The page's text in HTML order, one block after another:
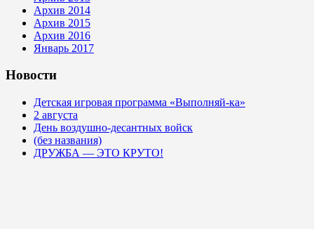
Архив 2014
Архив 2015
Архив 2016
Январь 2017
Новости
Детская игровая программа «Выполняй-ка»
2 августа
День воздушно-десантных войск
(без названия)
ДРУЖБА — ЭТО КРУТО!